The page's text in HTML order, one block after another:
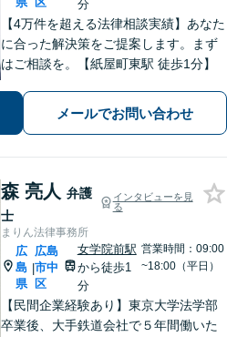
分
【4万件を超える法律相談実績】あなた
に合った解決策をご提案します。まず
はご相談を。【紙屋町東駅 徒歩1分】
メールでお問い合わせ
森 亮人 弁護
士
インタビューを見
る
まりん法律事務所
広
島
県
|
広島
市中
区
女学院前駅
から徒歩1
分
営業時間：09:00
~18:00（平日）
【民間企業経験あり】東京大学法学部
卒業後、大手鉄道会社で５年間働いた